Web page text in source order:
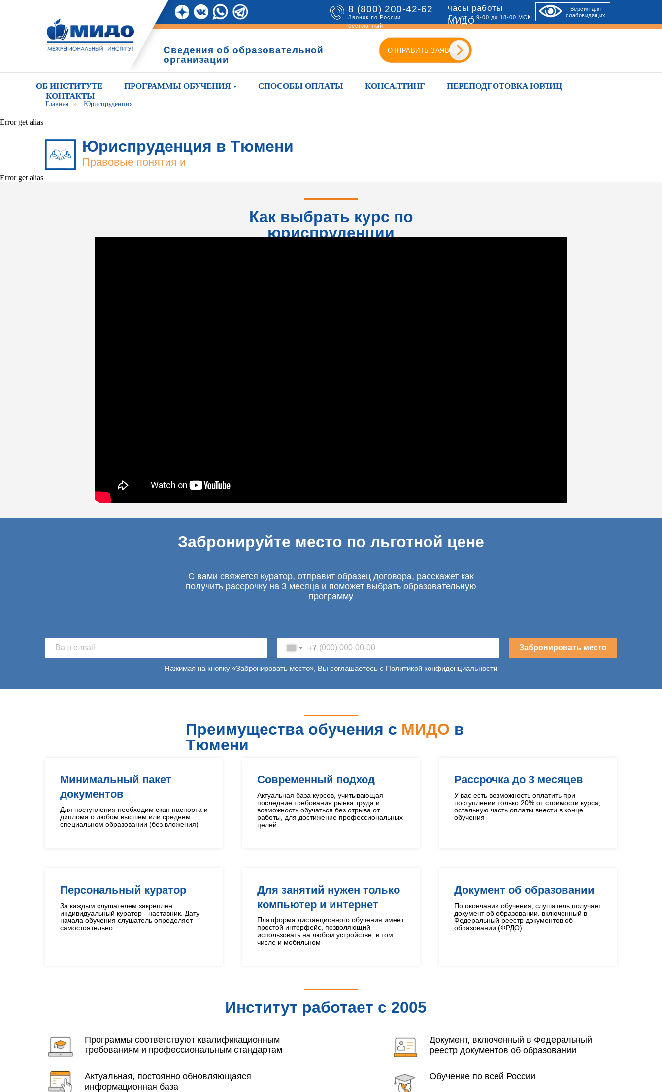
8 (800) 200-42-62
Звонок по России
бесплатный
ОТПРАВИТЬ ЗАЯВКУ
часы работы
МИДО
Пн.-пт. с 9-00 до 18-00 МСК
Версия для
слабовидящих
Сведения об образовательной
организации
ОБ ИНСТИТУТЕ ПРОГРАММЫ ОБУЧЕНИЯ СПОСОБЫ ОПЛАТЫ КОНСАЛТИНГ
ПЕРЕПОДГОТОВКА ЮРЛИЦ
КОНТАКТЫ
Главная » Юриспруденция
Error get alias
Юриспруденция в Тюмени
Правовые понятия и
Error get alias
Как выбрать курс по
юриспруденции
Забронируйте место по льготной цене
С вами свяжется куратор, отправит образец договора, расскажет как
получить рассрочку на 3 месяца и поможет выбрать образовательную
программу
+7 Забронировать место
Нажимая на кнопку «Забронировать место», Вы соглашаетесь с Политикой конфиденциальности
Преимущества обучения с МИДО в
Тюмени
Минимальный пакет
документов
Для поступления необходим скан паспорта и
диплома о любом высшем или среднем
специальном образовании (без вложения)
Современный подход
Актуальная база курсов, учитывающая
последние требования рынка труда и
возможность обучаться без отрыва от
работы, для достижение профессиональных
целей
Рассрочка до 3 месяцев
У вас есть возможность оплатить при
поступлении только 20% от стоимости курса,
остальную часть оплаты внести в конце
обучения
Персональный куратор
За каждым слушателем закреплен
индивидуальный куратор - наставник. Дату
начала обучения слушатель определяет
самостоятельно
Для занятий нужен только
компьютер и интернет
Платформа дистанционного обучения имеет
простой интерфейс, позволяющий
использовать на любом устройстве, в том
числе и мобильном
Документ об образовании
По окончании обучения, слушатель получает
документ об образовании, включенный в
Федеральный реестр документов об
образовании (ФРДО)
Институт работает с 2005
Программы соответствуют квалификационным
требованиям и профессиональным стандартам
Документ, включенный в Федеральный
реестр документов об образовании
Актуальная, постоянно обновляющаяся
информационная база
Обучение по всей России